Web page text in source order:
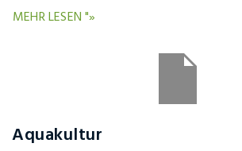
MEHR LESEN "»
Aquakultur